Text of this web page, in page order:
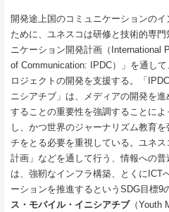
開発途上国のコミュニケーションの
ために、ユネスコは研修と技術的専
ニケーション開発計画（International
of Communication: IPDC）」を通し
ロジェクトの開発を支援する。「
ニシアチブ」は、メディアの開発を
することの重要性を強調することに
し、かつ世界のジャーナリズム教育
チをとる必要を重視している。ユネ
計画」などを通して行う、情報への
は、強靭なインフラ構築、とくにICT
ーションを推進するというSDG目標9
ス・モバイル・イニシアチブ（Youth